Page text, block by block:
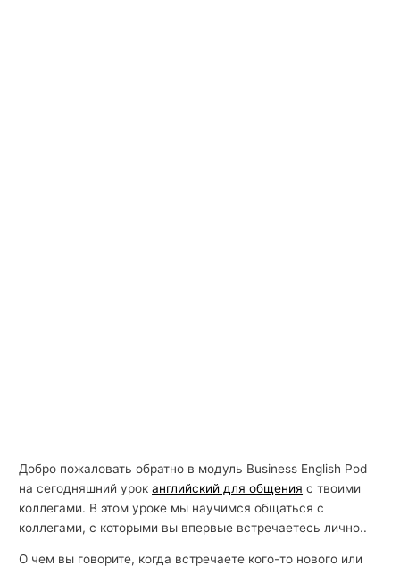
Добро пожаловать обратно в модуль Business English Pod
на сегодняшний уроканглийский для общения с твоими
коллегами. В этом уроке мы научимся общаться с
коллегами, с которыми вы впервые встречаетесь лично..
О чем вы говорите, когда встречаете кого-то нового или